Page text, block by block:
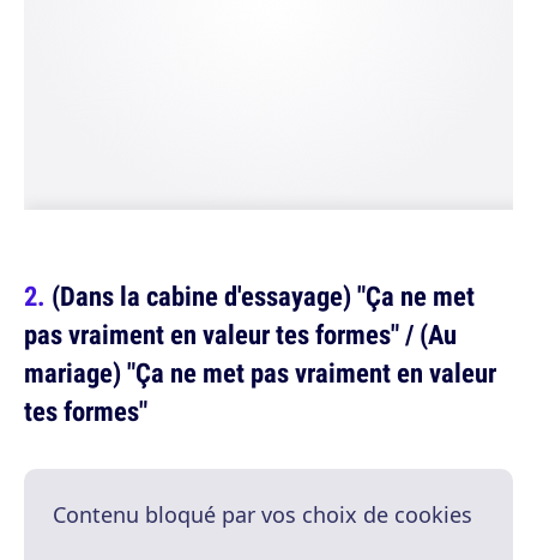
(Dans la cabine d'essayage) "Ça ne met
pas vraiment en valeur tes formes" / (Au
mariage) "Ça ne met pas vraiment en valeur
tes formes"
Contenu bloqué par vos choix de cookies